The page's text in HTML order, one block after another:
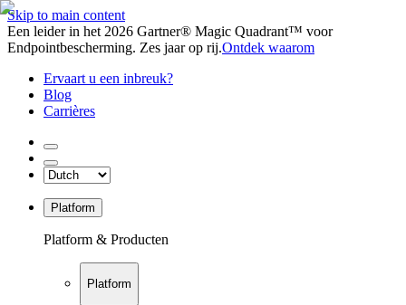
Skip to main content
Een leider in het 2026 Gartner® Magic Quadrant™ voor
Endpointbescherming. Zes jaar op rij.Ontdek waarom
Ervaart u een inbreuk?
Blog
Carrières
Platform
Platform & Producten
Platform